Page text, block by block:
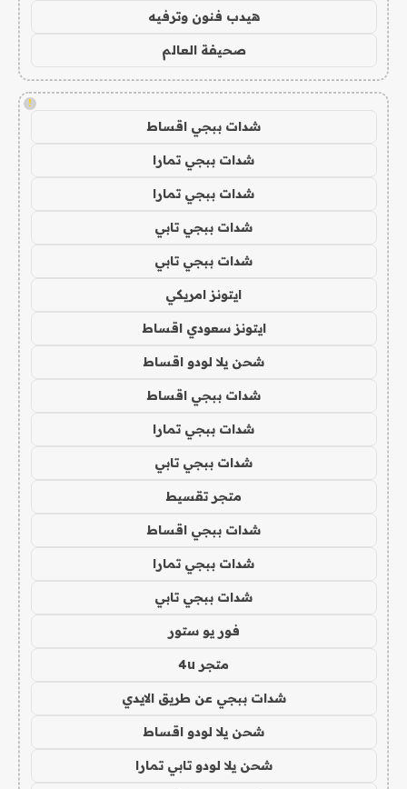
هيدب فنون وترفيه
صحيفة العالم
!
شدات ببجي اقساط
شدات ببجي تمارا
شدات ببجي تمارا
شدات ببجي تابي
شدات ببجي تابي
ايتونز امريكي
ايتونز سعودي اقساط
شحن يلا لودو اقساط
شدات ببجي اقساط
شدات ببجي تمارا
شدات ببجي تابي
متجر تقسيط
شدات ببجي اقساط
شدات ببجي تمارا
شدات ببجي تابي
فور يو ستور
متجر 4u
شدات ببجي عن طريق الايدي
شحن يلا لودو اقساط
شحن يلا لودو تابي تمارا